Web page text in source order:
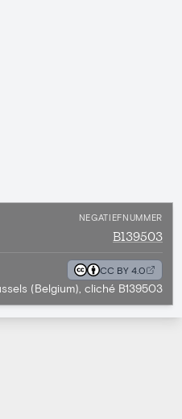
NEGATIEFNUMMER
B139503
CC BY 4.0
(Belgium), cliché B139503